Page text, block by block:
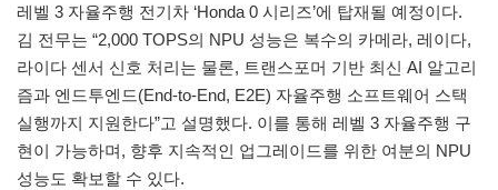
레벨 3 자율주행 전기차 ‘Honda 0 시리즈’에 탑재될 예정이다.
김 전무는 “2,000 TOPS의 NPU 성능은 복수의 카메라, 레이다,
라이다 센서 신호 처리는 물론, 트랜스포머 기반 최신 AI 알고리
즘과 엔드투엔드(End-to-End, E2E) 자율주행 소프트웨어 스택
실행까지 지원한다”고 설명했다. 이를 통해 레벨 3 자율주행 구
현이 가능하며, 향후 지속적인 업그레이드를 위한 여분의 NPU
성능도 확보할 수 있다.